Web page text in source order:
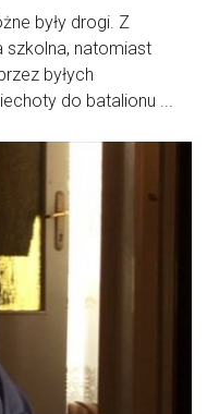
były drogi. Z
szkolna, natomiast
byłych
do batalionu ...